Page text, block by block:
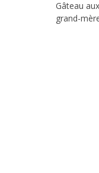
Gâteau
grand-